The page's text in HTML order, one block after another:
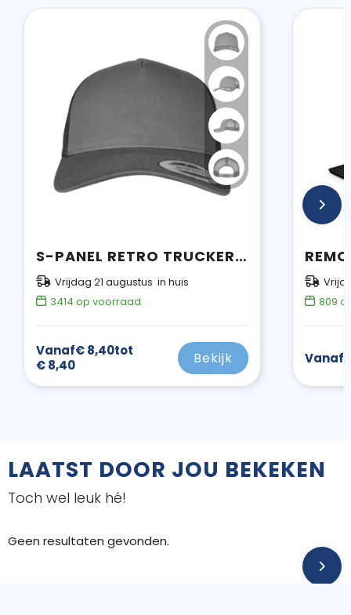
S-PANEL RETRO TRUCKER CAP
Vrijdag 21 augustus in huis
3414 op voorraad
Vanaf€ 8,40tot
€ 8,40
Bekijk
809
Vanaf
LAATST DOOR JOU BEKEKEN
Toch wel leuk hé!
Geen resultaten gevonden.